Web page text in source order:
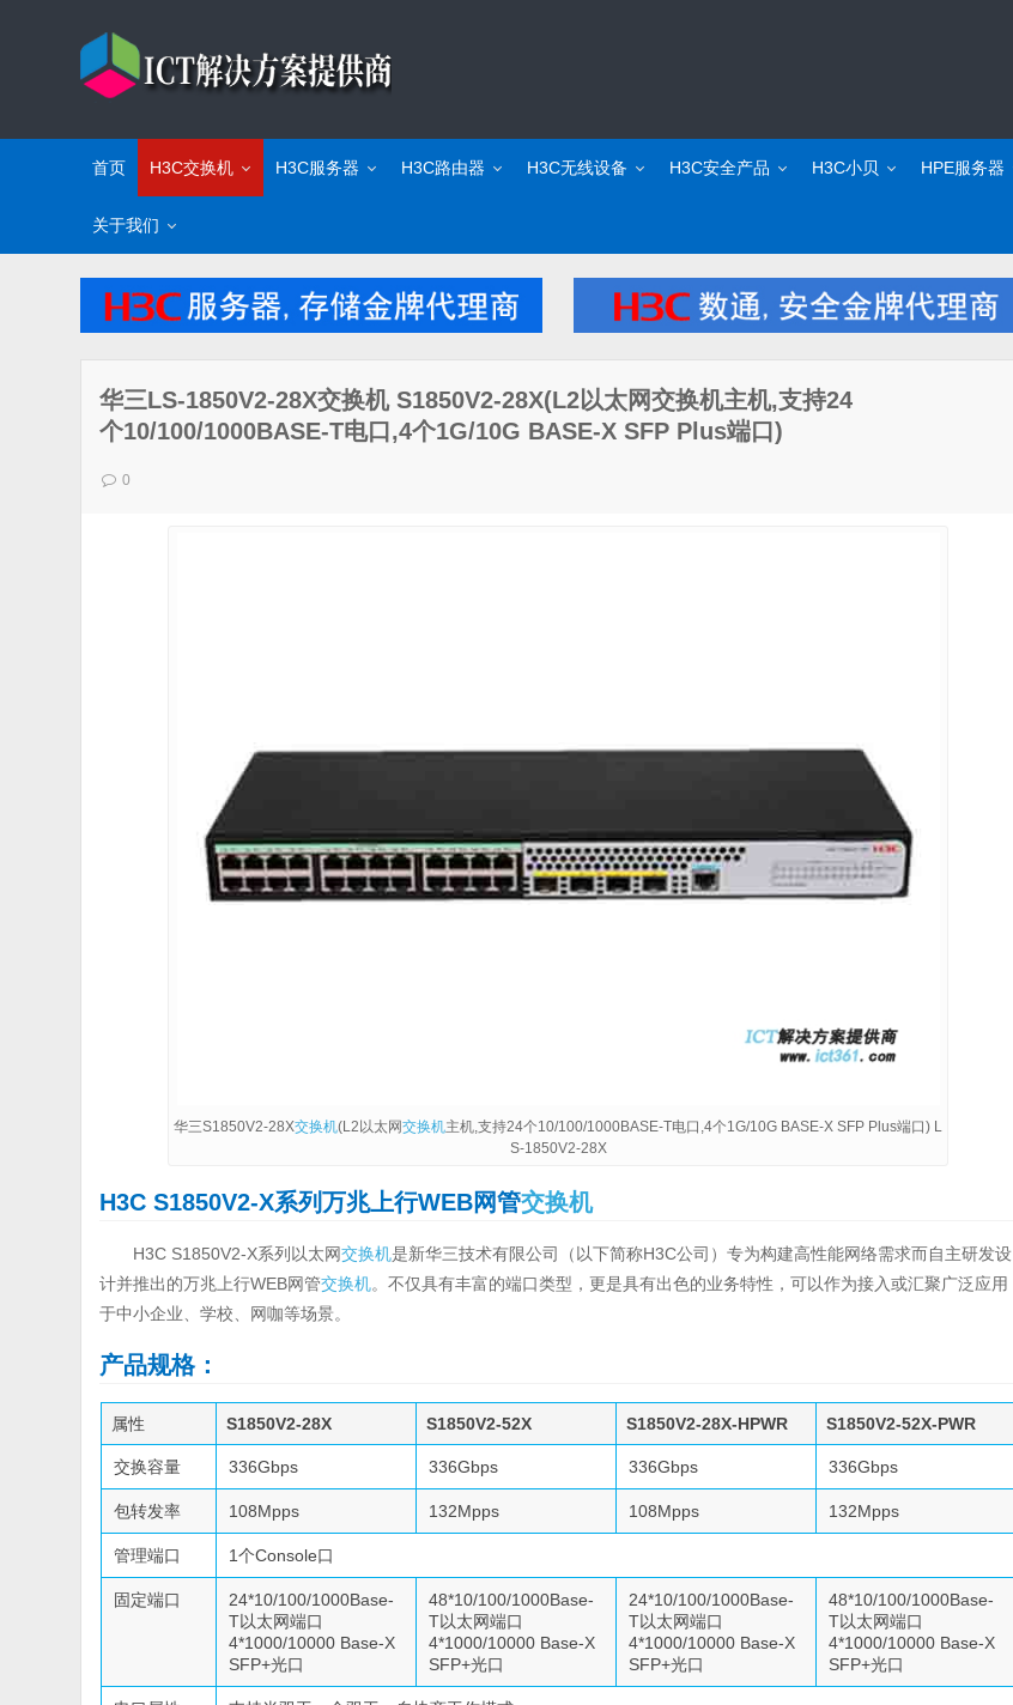
首页 H3C交换机 H3C服务器 H3C路由器 H3C无线设备 H3C安全产品 H3C小贝 HPE服务器
关于我们
华三LS-1850V2-28X交换机 S1850V2-28X(L2以太网交换机主机,支持24
个10/100/1000BASE-T电口,4个1G/10G BASE-X SFP Plus端口)
0
华三S1850V2-28X交换机(L2以太网交换机主机,支持24个10/100/1000BASE-T电口,4个1G/10G BASE-X SFP Plus端口) L
S-1850V2-28X
H3C S1850V2-X系列万兆上行WEB网管交换机
H3C S1850V2-X系列以太网交换机是新华三技术有限公司（以下简称H3C公司）专为构建高性能网络需求而自主研发设
计并推出的万兆上行WEB网管交换机。不仅具有丰富的端口类型，更是具有出色的业务特性，可以作为接入或汇聚广泛应用
于中小企业、学校、网咖等场景。
产品规格：
属性 S1850V2-28X S1850V2-52X S1850V2-28X-HPWR S1850V2-52X-PWR
交换容量 336Gbps 336Gbps 336Gbps 336Gbps
包转发率 108Mpps 132Mpps 108Mpps 132Mpps
管理端口 1个Console口
固定端口
24*10/100/1000Base-
T以太网端口
4*1000/10000 Base-X
SFP+光口
48*10/100/1000Base-
T以太网端口
4*1000/10000 Base-X
SFP+光口
24*10/100/1000Base-
T以太网端口
4*1000/10000 Base-X
SFP+光口
48*10/100/1000Base-
T以太网端口
4*1000/10000 Base-X
SFP+光口